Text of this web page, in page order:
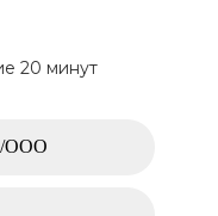
20 минут